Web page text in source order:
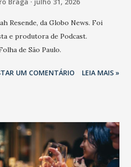
Resende, da Globo News. Foi
e produtora de Podcast.
de São Paulo.
UM COMENTÁRIO LEIA MAIS »